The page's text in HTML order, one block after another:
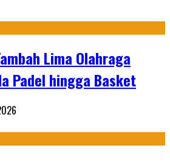
Lima Olahraga
Padel hingga Basket